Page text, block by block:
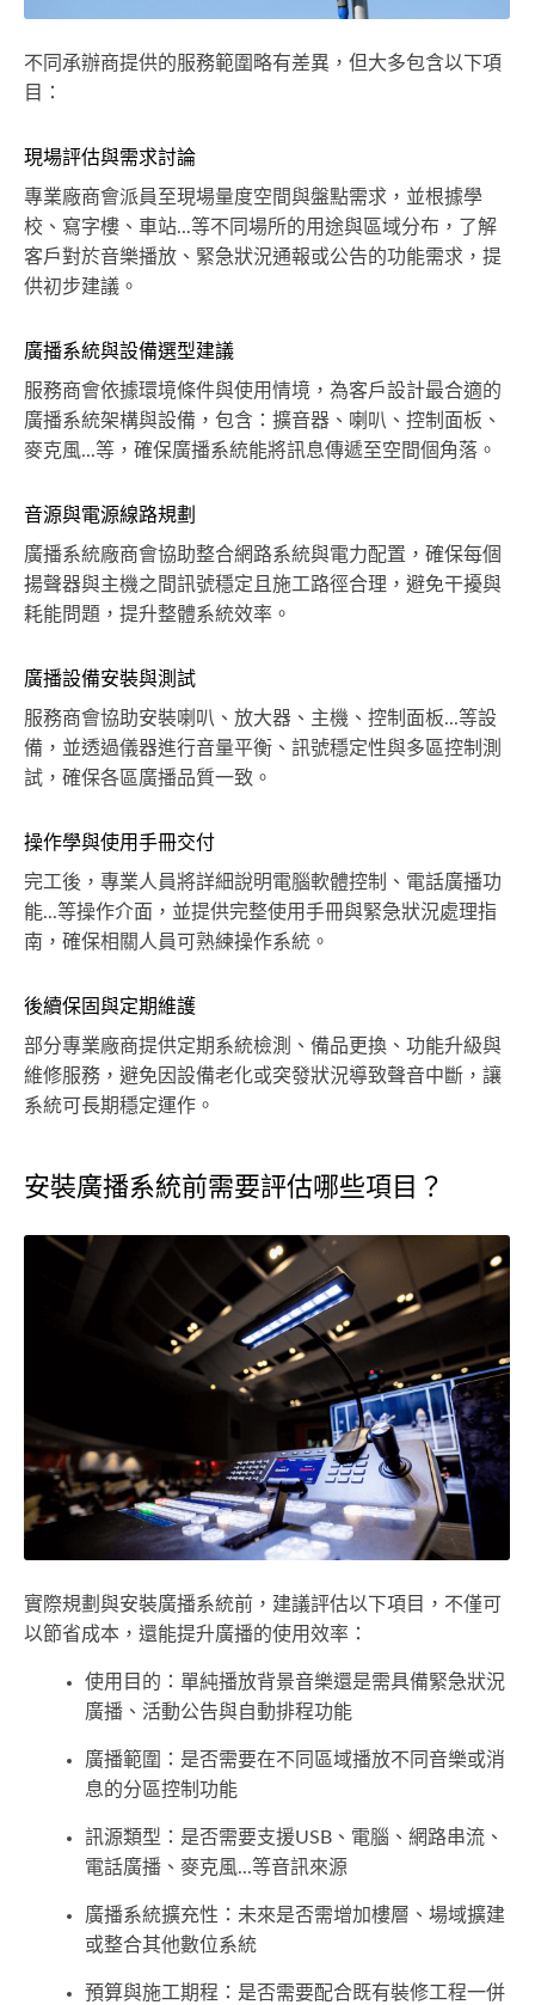
不同承辦商提供的服務範圍略有差異，但大多包含以下項
目：
現場評估與需求討論
專業廠商會派員至現場量度空間與盤點需求，並根據學
校、寫字樓、車站...等不同場所的用途與區域分布，了解
客戶對於音樂播放、緊急狀況通報或公告的功能需求，提
供初步建議。
廣播系統與設備選型建議
服務商會依據環境條件與使用情境，為客戶設計最合適的
廣播系統架構與設備，包含：擴音器、喇叭、控制面板、
麥克風...等，確保廣播系統能將訊息傳遞至空間個角落。
音源與電源線路規劃
廣播系統廠商會協助整合網路系統與電力配置，確保每個
揚聲器與主機之間訊號穩定且施工路徑合理，避免干擾與
耗能問題，提升整體系統效率。
廣播設備安裝與測試
服務商會協助安裝喇叭、放大器、主機、控制面板...等設
備，並透過儀器進行音量平衡、訊號穩定性與多區控制測
試，確保各區廣播品質一致。
操作學與使用手冊交付
完工後，專業人員將詳細說明電腦軟體控制、電話廣播功
能...等操作介面，並提供完整使用手冊與緊急狀況處理指
南，確保相關人員可熟練操作系統。
後續保固與定期維護
部分專業廠商提供定期系統檢測、備品更換、功能升級與
維修服務，避免因設備老化或突發狀況導致聲音中斷，讓
系統可長期穩定運作。
安裝廣播系統前需要評估哪些項目？
實際規劃與安裝廣播系統前，建議評估以下項目，不僅可
以節省成本，還能提升廣播的使用效率：
使用目的：單純播放背景音樂還是需具備緊急狀況
廣播、活動公告與自動排程功能
廣播範圍：是否需要在不同區域播放不同音樂或消
息的分區控制功能
訊源類型：是否需要支援USB、電腦、網路串流、
電話廣播、麥克風...等音訊來源
廣播系統擴充性：未來是否需增加樓層、場域擴建
或整合其他數位系統
預算與施工期程：是否需要配合既有裝修工程一併